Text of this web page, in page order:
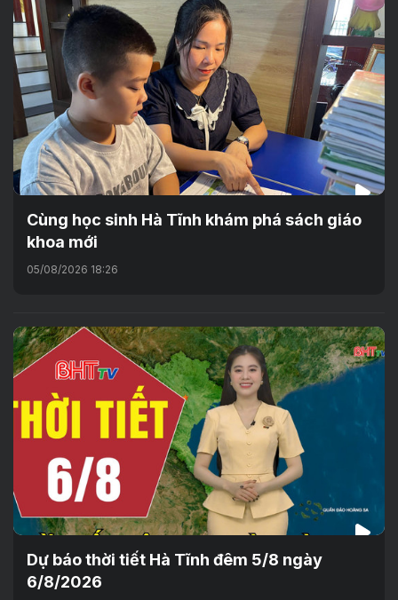
Cùng học sinh Hà Tĩnh khám phá sách giáo
khoa mới
05/08/2026 18:26
Dự báo thời tiết Hà Tĩnh đêm 5/8 ngày
6/8/2026